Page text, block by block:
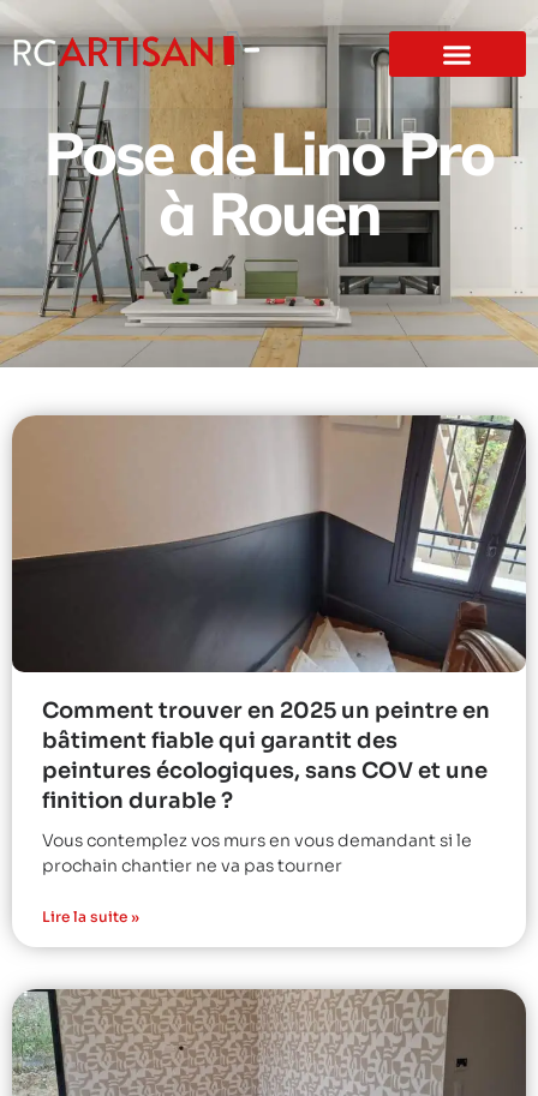
Pose de Lino Pro
à Rouen
Comment trouver en 2025 un peintre en
bâtiment fiable qui garantit des
peintures écologiques, sans COV et une
finition durable ?
Vous contemplez vos murs en vous demandant si le
prochain chantier ne va pas tourner
Lire la suite »